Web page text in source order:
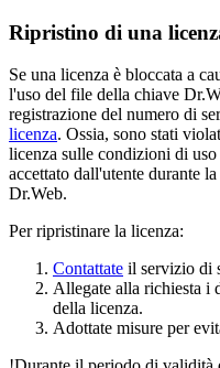
Ripristino di una
Se una licenza è bloccata a
l'uso del file della chiave
registrazione del numero di
licenza. Ossia, sono stati
licenza sulle condizioni di
accettato dall'utente durante
Dr.Web.
Per ripristinare la licenza:
Contattate il servizio di
Allegate alla richiesta i
della licenza.
Adottate misure per